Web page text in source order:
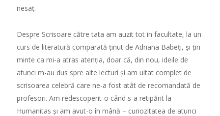
nesaț.
Despre Scrisoare către tata am auzit tot in facultate, la un
curs de literatură comparată ținut de Adriana Babeți, și țin
minte ca mi-a atras atenția, doar că, din nou, ideile de
atunci m-au dus spre alte lecturi și am uitat complet de
scrisoarea celebră care ne-a fost atât de recomandată de
profesori. Am redescoperit-o când s-a retipărit la
Humanitas și am avut-o în mână – curiozitatea de atunci